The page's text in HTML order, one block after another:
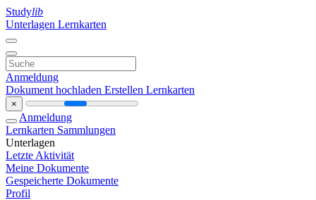
Studylib
Unterlagen Lernkarten
Anmeldung
Dokument hochladen Erstellen Lernkarten
×
Anmeldung
Lernkarten Sammlungen
Unterlagen
Letzte Aktivität
Meine Dokumente
Gespeicherte Dokumente
Profil